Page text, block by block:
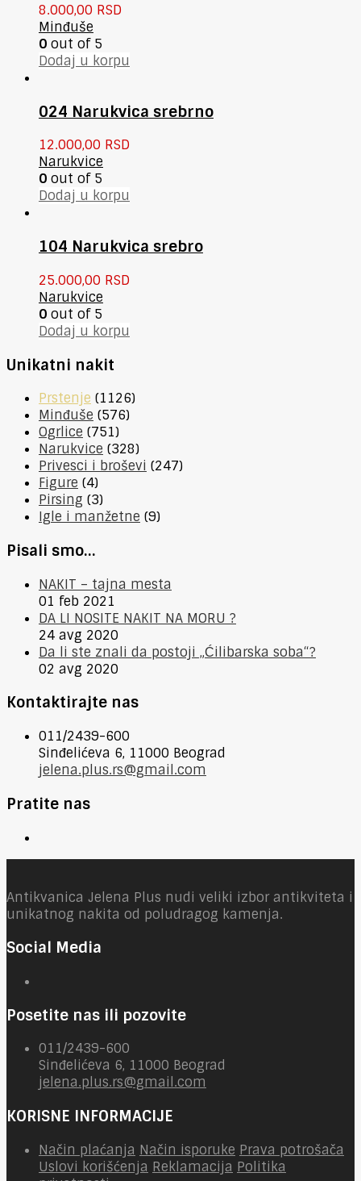
8.000,00 RSD
Minđuše
0 out of 5
Dodaj u korpu
024 Narukvica srebrno
12.000,00 RSD
Narukvice
0 out of 5
Dodaj u korpu
104 Narukvica srebro
25.000,00 RSD
Narukvice
0 out of 5
Dodaj u korpu
Unikatni nakit
Prstenje (1126)
Minđuše (576)
Ogrlice (751)
Narukvice (328)
Privesci i broševi (247)
Figure (4)
Pirsing (3)
Igle i manžetne (9)
Pisali smo…
NAKIT – tajna mesta
01 feb 2021
DA LI NOSITE NAKIT NA MORU ?
24 avg 2020
Da li ste znali da postoji „Ćilibarska soba“?
02 avg 2020
Kontaktirajte nas
011/2439-600
Sinđelićeva 6, 11000 Beograd
jelena.plus.rs@gmail.com
Pratite nas
Antikvanica Jelena Plus nudi veliki izbor antikviteta i
unikatnog nakita od poludragog kamenja.
Social Media
Posetite nas ili pozovite
011/2439-600
Sinđelićeva 6, 11000 Beograd
jelena.plus.rs@gmail.com
KORISNE INFORMACIJE
Način plaćanja Način isporuke Prava potrošača
Uslovi korišćenja Reklamacija Politika